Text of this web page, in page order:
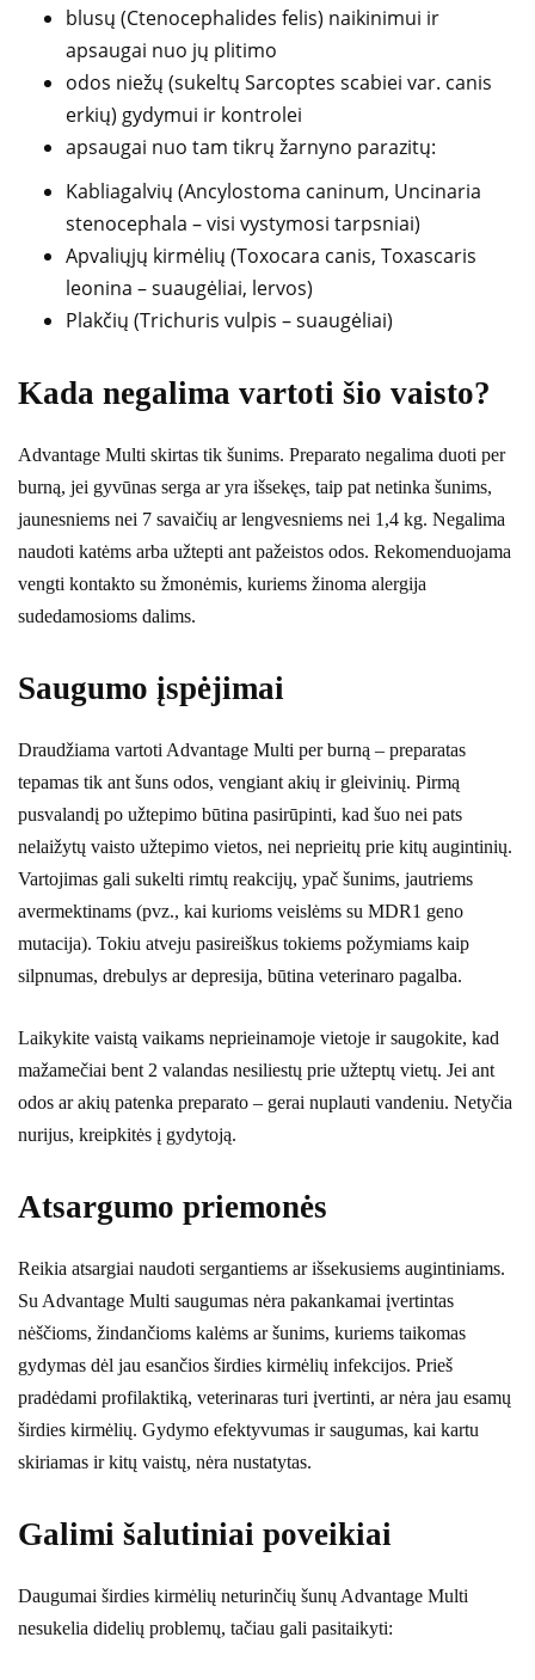
blusų (Ctenocephalides felis) naikinimui ir
apsaugai nuo jų plitimo
odos niežų (sukeltų Sarcoptes scabiei var. canis
erkių) gydymui ir kontrolei
apsaugai nuo tam tikrų žarnyno parazitų:
Kabliagalvių (Ancylostoma caninum, Uncinaria
stenocephala – visi vystymosi tarpsniai)
Apvaliųjų kirmėlių (Toxocara canis, Toxascaris
leonina – suaugėliai, lervos)
Plakčių (Trichuris vulpis – suaugėliai)
Kada negalima vartoti šio vaisto?
Advantage Multi skirtas tik šunims. Preparato negalima duoti per
burną, jei gyvūnas serga ar yra išsekęs, taip pat netinka šunims,
jaunesniems nei 7 savaičių ar lengvesniems nei 1,4 kg. Negalima
naudoti katėms arba užtepti ant pažeistos odos. Rekomenduojama
vengti kontakto su žmonėmis, kuriems žinoma alergija
sudedamosioms dalims.
Saugumo įspėjimai
Draudžiama vartoti Advantage Multi per burną – preparatas
tepamas tik ant šuns odos, vengiant akių ir gleivinių. Pirmą
pusvalandį po užtepimo būtina pasirūpinti, kad šuo nei pats
nelaižytų vaisto užtepimo vietos, nei neprieitų prie kitų augintinių.
Vartojimas gali sukelti rimtų reakcijų, ypač šunims, jautriems
avermektinams (pvz., kai kurioms veislėms su MDR1 geno
mutacija). Tokiu atveju pasireiškus tokiems požymiams kaip
silpnumas, drebulys ar depresija, būtina veterinaro pagalba.
Laikykite vaistą vaikams neprieinamoje vietoje ir saugokite, kad
mažamečiai bent 2 valandas nesiliestų prie užteptų vietų. Jei ant
odos ar akių patenka preparato – gerai nuplauti vandeniu. Netyčia
nurijus, kreipkitės į gydytoją.
Atsargumo priemonės
Reikia atsargiai naudoti sergantiems ar išsekusiems augintiniams.
Su Advantage Multi saugumas nėra pakankamai įvertintas
nėščioms, žindančioms kalėms ar šunims, kuriems taikomas
gydymas dėl jau esančios širdies kirmėlių infekcijos. Prieš
pradėdami profilaktiką, veterinaras turi įvertinti, ar nėra jau esamų
širdies kirmėlių. Gydymo efektyvumas ir saugumas, kai kartu
skiriamas ir kitų vaistų, nėra nustatytas.
Galimi šalutiniai poveikiai
Daugumai širdies kirmėlių neturinčių šunų Advantage Multi
nesukelia didelių problemų, tačiau gali pasitaikyti: